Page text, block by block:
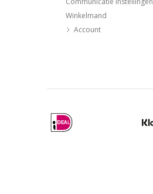
Winkelmand
Account